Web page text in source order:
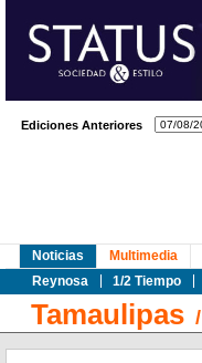
Ediciones Anteriores
Noticias
Reynosa
1/2 Tiempo
Multimedia
Tamaulipas /